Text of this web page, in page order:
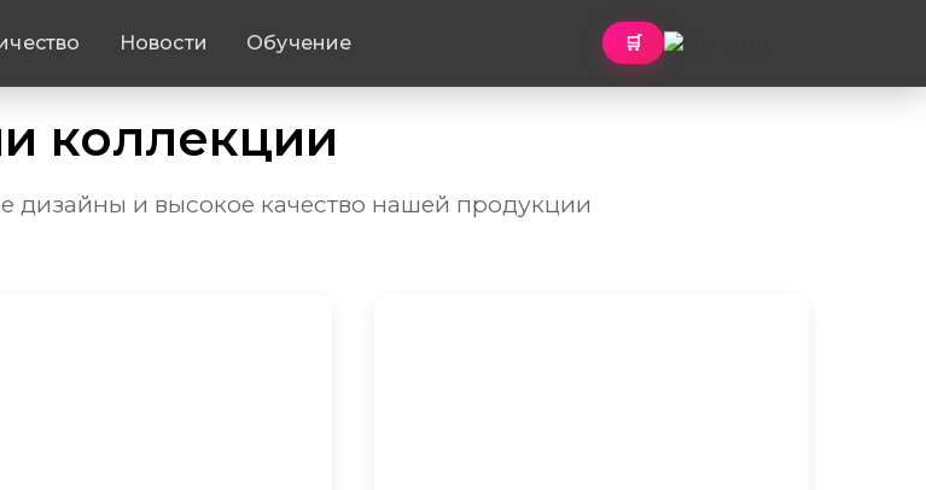
Новости Обучение 🛒
коллекции
дизайны и высокое качество нашей продукции